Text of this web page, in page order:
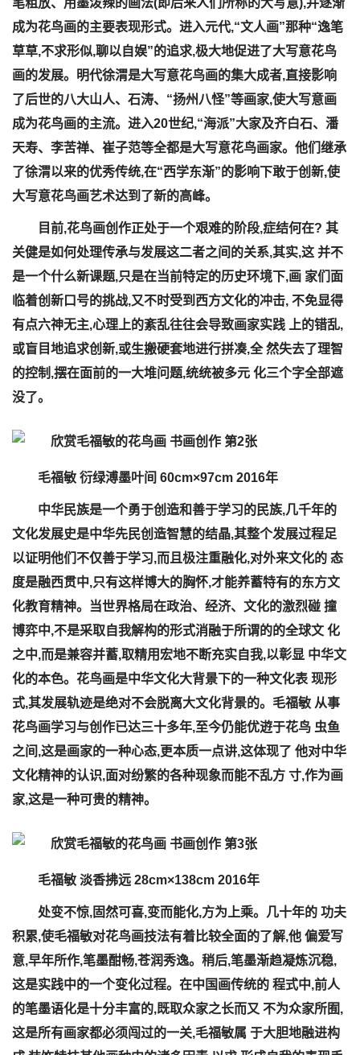
成为花鸟画的主要表现形式。进入元代,“文人画”那种“逸笔
草草,不求形似,聊以自娱”的追求,极大地促进了大写意花鸟
画的发展。明代徐渭是大写意花鸟画的集大成者,直接影响
了后世的八大山人、石涛、“扬州八怪”等画家,使大写意画
成为花鸟画的主流。进入20世纪,“海派”大家及齐白石、潘
天寿、李苦禅、崔子范等全都是大写意花鸟画家。他们继承
了徐渭以来的优秀传统,在“西学东渐”的影响下敢于创新,使
大写意花鸟画艺术达到了新的高峰。
目前,花鸟画创作正处于一个艰难的阶段,症结何在? 其
关健是如何处理传承与发展这二者之间的关系,其实,这 并不
是一个什么新课题,只是在当前特定的历史环境下,画 家们面
临着创新口号的挑战,又不时受到西方文化的冲击, 不免显得
有点六神无主,心理上的紊乱往往会导致画家实践 上的错乱,
或盲目地追求创新,或生搬硬套地进行拼凑,全 然失去了理智
的控制,摆在面前的一大堆问题,统统被多元 化三个字全部遮
没了。
毛福敏 衍绿溥墨叶间 60cm×97cm 2016年
中华民族是一个勇于创造和善于学习的民族,几千年的
文化发展史是中华先民创造智慧的结晶,其整个发展过程足
以证明他们不仅善于学习,而且极注重融化,对外来文化的 态
度是融西贯中,只有这样博大的胸怀,才能养蓄特有的东方文
化教育精神。当世界格局在政治、经济、文化的激烈碰 撞
博弈中,不是采取自我解构的形式消融于所谓的的全球文 化
之中,而是兼容并蓄,取精用宏地不断充实自我,以彰显 中华文
化的本色。花鸟画是中华文化大背景下的一种文化表 现形
式,其发展轨迹是绝对不会脱离大文化背景的。毛福敏 从事
花鸟画学习与创作已达三十多年,至今仍能优逰于花鸟 虫鱼
之间,这是画家的一种心态,更本质一点讲,这体现了 他对中华
文化精神的认识,面对纷繁的各种现象而能不乱方 寸,作为画
家,这是一种可贵的精神。
毛福敏 淡香拂远 28cm×138cm 2016年
处变不惊,固然可喜,变而能化,方为上乘。几十年的 功夫
积累,使毛福敏对花鸟画技法有着比较全面的了解,他 偏爱写
意,早年所作,笔墨酣畅,苍润秀逸。稍后,笔墨渐趋凝炼沉稳,
这是实践中的一个变化过程。在中国画传统的 程式中,前人
的笔墨语化是十分丰富的,既取众家之长而又 不为众家所囿,
这是所有画家都必须闯过的一关,毛福敏属 于大胆地融进构